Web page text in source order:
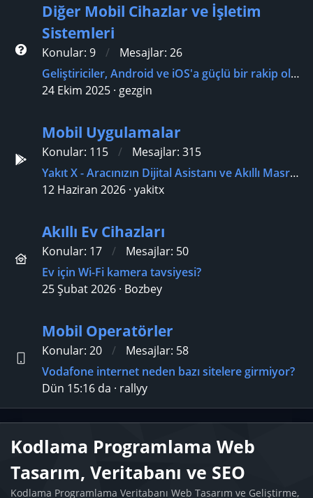
Diğer Mobil Cihazlar ve İşletim
Sistemleri
Konular 9 Mesajlar 26
Geliştiriciler, Android ve iOS'a güçlü bir rakip olan yeni Harmony OS'e yaklaşık 12.000 oyunlarını taşıdı.
24 Ekim 2025 gezgin
Mobil Uygulamalar
Konular 115 Mesajlar 315
Yakıt X - Aracınızın Dijital Asistanı ve Akıllı Masraf Yöneticisi (Ücretsiz)
12 Haziran 2026 yakitx
Akıllı Ev Cihazları
Konular 17 Mesajlar 50
Ev için Wi-Fi kamera tavsiyesi?
25 Şubat 2026 Bozbey
Mobil Operatörler
Konular 20 Mesajlar 58
Vodafone internet neden bazı sitelere girmiyor?
Dün 15:16 da
rallyy
Kodlama Programlama Web
Tasarım, Veritabanı ve SEO
Kodlama Programlama Veritabanı Web Tasarım ve Geliştirme,